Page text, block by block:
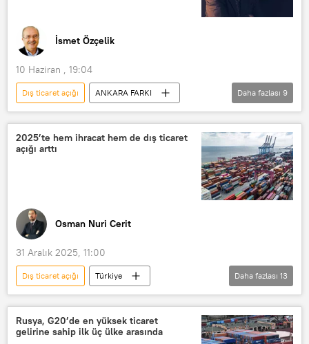
İsmet Özçelik
10 Haziran , 19:04
Dış ticaret açığı
ANKARA FARKI
RADYO
ABD
Çin
NATO
Rusya
petro-dolar
Avrupa
Daha fazlası 9
2025’te hem ihracat hem de dış ticaret
açığı arttı
Osman Nuri Cerit
31 Aralık 2025, 11:00
Dış ticaret açığı
Türkiye
Suudi Arabistan
Ticaret Bakanlığı
AB
Avrupa Birliği
Dış ticaret
dış ticaret fazlası
Daha fazlası 13
Rusya, G20’de en yüksek ticaret
gelirine sahip ilk üç ülke arasında